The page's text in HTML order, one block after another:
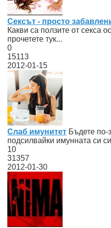
Сексът - просто
Какви са ползите от секса
прочетете тук...
0
15113
2012-01-15
Слаб имунитет Бъдете по-
подсилвайки имунната си
10
31357
2012-01-30